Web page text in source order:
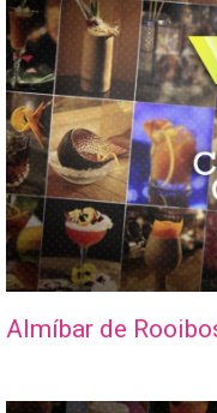
Almíbar de